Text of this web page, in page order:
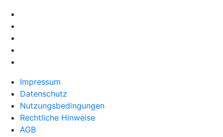
Impressum
Datenschutz
Nutzungsbedingungen
Rechtliche Hinweise
AGB